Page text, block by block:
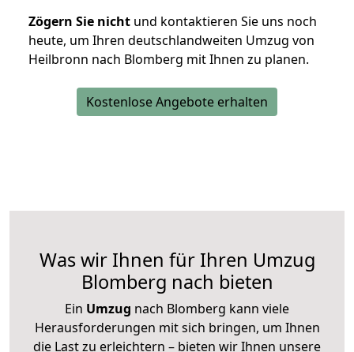
Zögern Sie nicht und kontaktieren Sie uns noch
heute, um Ihren deutschlandweiten Umzug von
Heilbronn nach Blomberg mit Ihnen zu planen.
Kostenlose Angebote erhalten
Was wir Ihnen für Ihren Umzug
Blomberg nach bieten
Ein Umzug nach Blomberg kann viele
Herausforderungen mit sich bringen, um Ihnen
die Last zu erleichtern – bieten wir Ihnen unsere